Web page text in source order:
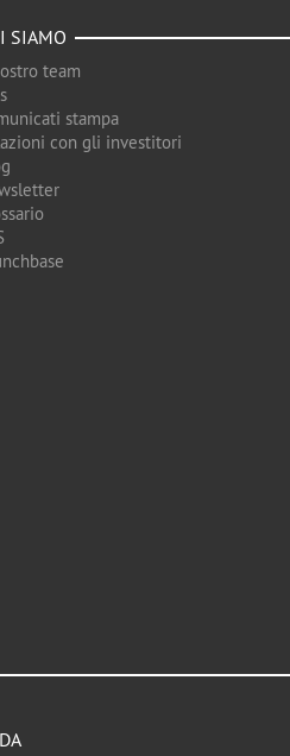
SIAMO
team
stampa
con gli investitori